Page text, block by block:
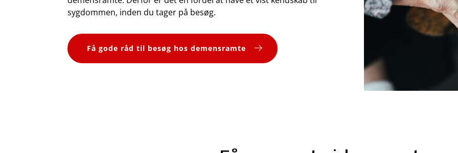
sygdommen, inden du tager på besøg.
Få gode råd til besøg hos demensramte